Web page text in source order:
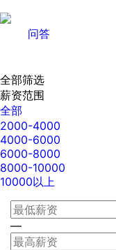
问答
全部筛选
薪资范围
全部
2000-4000
4000-6000
6000-8000
8000-10000
10000以上
—